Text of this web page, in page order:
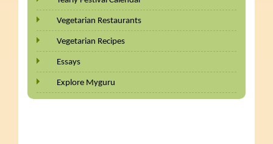
Vegetarian Restaurants
Vegetarian Recipes
Essays
Explore Myguru